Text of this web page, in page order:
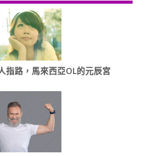
指路，馬來西亞OL的元辰宮